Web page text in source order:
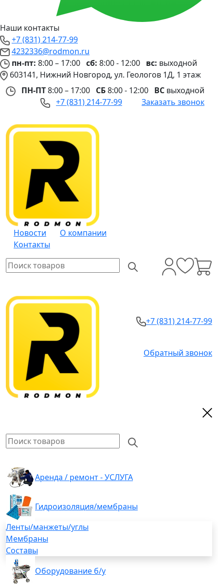
Наши контакты
+7 (831) 214-77-99
4232336@rodmon.ru
пн-пт: 8:00 – 17:00 сб: 8:00 - 12:00 вс: выходной
603141, Нижний Новгород, ул. Геологов 1Д, 1 этаж
ПН-ПТ8:00 – 17:00 СБ8:00 - 12:00 ВС выходной
+7 (831) 214-77-99
Заказать звонок
Новости
О компании
Контакты
+7 (831) 214-77-99
Обратный звонок
Аренда / ремонт - УСЛУГА
Гидроизоляция/мембраны
Ленты/манжеты/углы
Мембраны
Составы
Оборудование б/у